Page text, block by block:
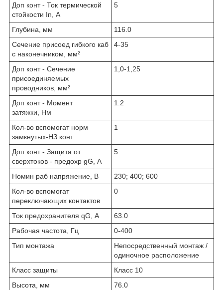
Доп конт - Ток термической
стойкости In, А
5
Глубина, мм
116.0
Сечение присоед гибкого каб
с наконечником, мм²
4-35
Доп конт - Сечение
присоединяемых
проводников, мм²
1,0-1,25
Доп конт - Момент
затяжки, Нм
1.2
Кол-во вспомогат норм
замкнутых-НЗ конт
1
Доп конт - Защита от
сверхтоков - предохр gG, А
5
Номин раб напряжение, В
230; 400; 600
Кол-во вспомогат
переключающих контактов
0
Ток предохранителя qG, А
63.0
Рабочая частота, Гц
0-400
Тип монтажа
Непосредственный монтаж /
одиночное расположение
Класс защиты
Класс 10
Высота, мм
76.0